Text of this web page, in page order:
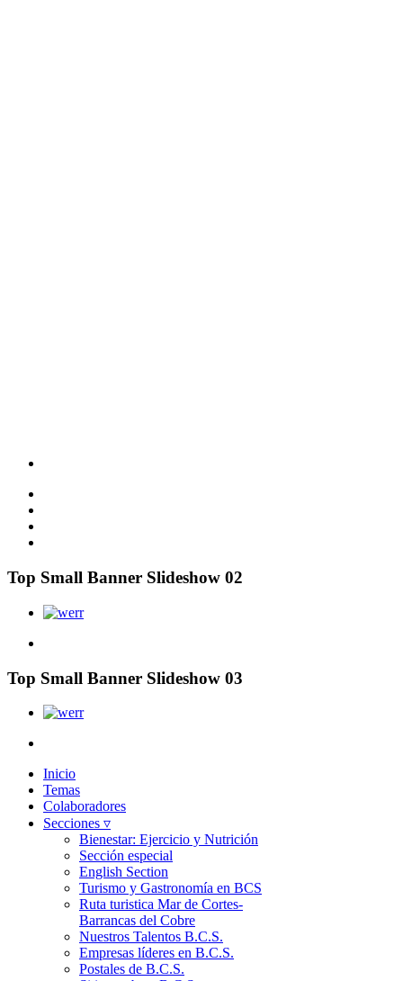
Top Small Banner Slideshow 02
Top Small Banner Slideshow 03
Inicio
Temas
Colaboradores
Secciones ▿
Bienestar: Ejercicio y Nutrición
Sección especial
English Section
Turismo y Gastronomía en BCS
Ruta turistica Mar de Cortes-
Barrancas del Cobre
Nuestros Talentos B.C.S.
Empresas líderes en B.C.S.
Postales de B.C.S.